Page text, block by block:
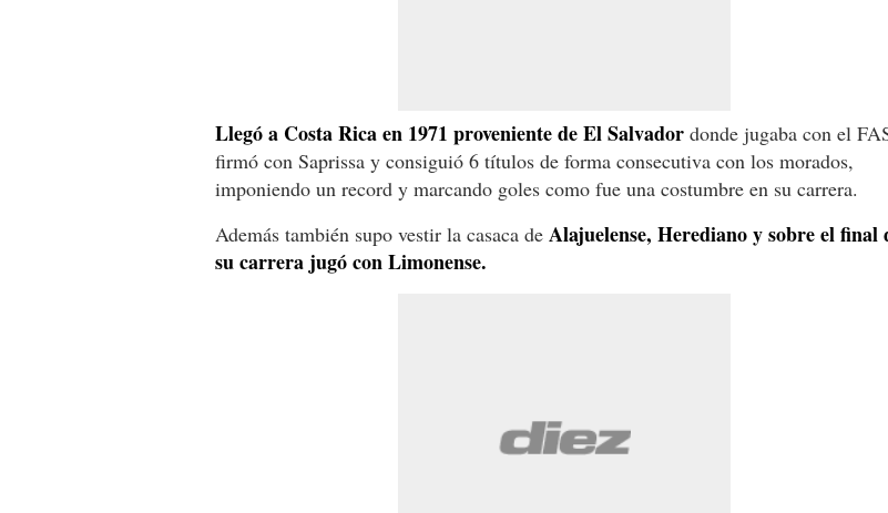
Llegó a Costa Rica en 1971 proveniente de El Salvador donde jugaba con el
firmó con Saprissa y consiguió 6 títulos de forma consecutiva con los morados,
imponiendo un record y marcando goles como fue una costumbre en su carrera.
Además también supo vestir la casaca de Alajuelense, Herediano y sobre el final
su carrera jugó con Limonense.